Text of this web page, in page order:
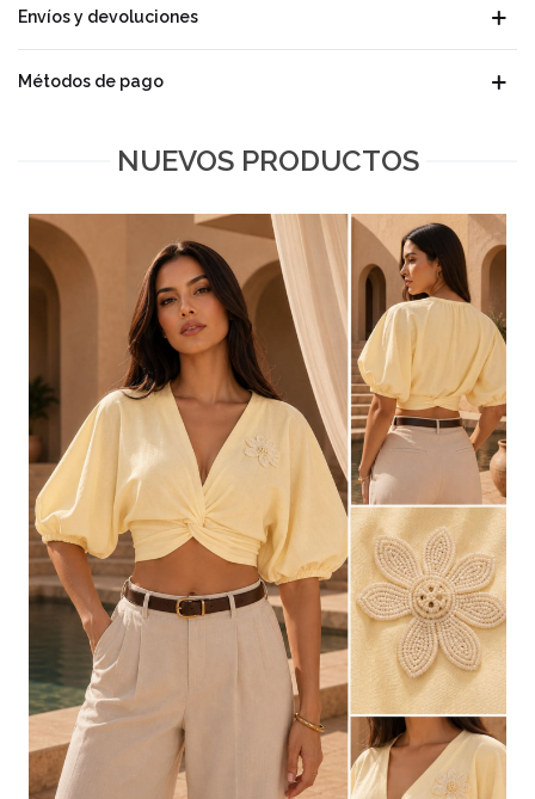
Envíos y devoluciones
Métodos de pago
NUEVOS PRODUCTOS